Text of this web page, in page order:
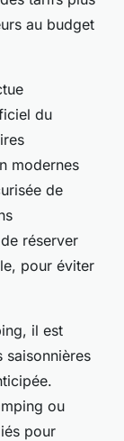
au budget
du
modernes
de
réserver
pour éviter
il est
saisonnières
ou
pour